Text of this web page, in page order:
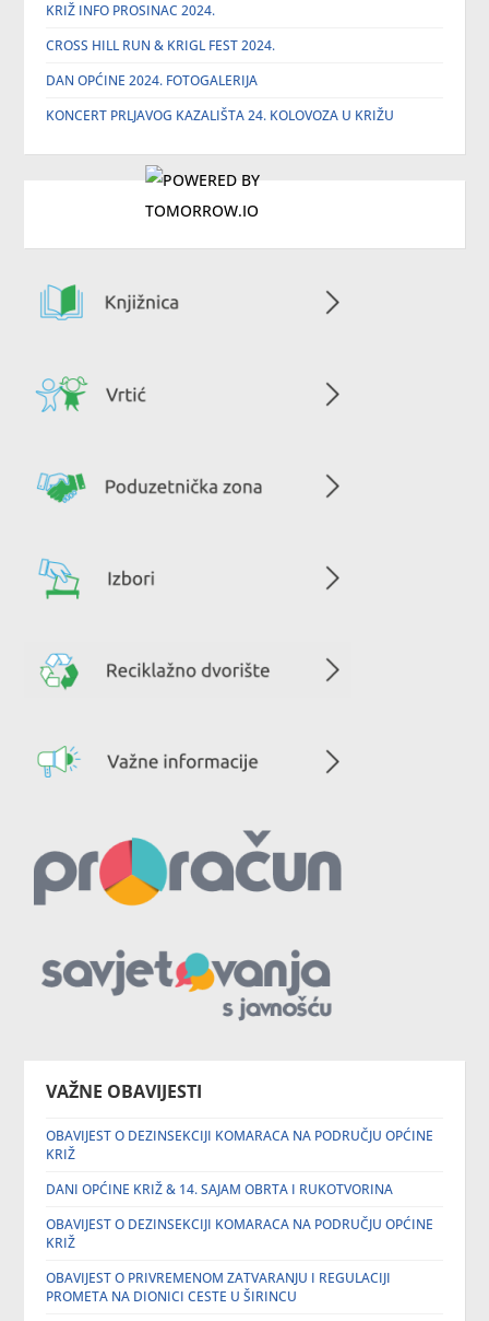
KRIŽ INFO PROSINAC 2024.
CROSS HILL RUN & KRIGL FEST 2024.
DAN OPĆINE 2024. FOTOGALERIJA
KONCERT PRLJAVOG KAZALIŠTA 24. KOLOVOZA U KRIŽU
VAŽNE OBAVIJESTI
OBAVIJEST O DEZINSEKCIJI KOMARACA NA PODRUČJU OPĆINE
KRIŽ
DANI OPĆINE KRIŽ & 14. SAJAM OBRTA I RUKOTVORINA
OBAVIJEST O DEZINSEKCIJI KOMARACA NA PODRUČJU OPĆINE
KRIŽ
OBAVIJEST O PRIVREMENOM ZATVARANJU I REGULACIJI
PROMETA NA DIONICI CESTE U ŠIRINCU